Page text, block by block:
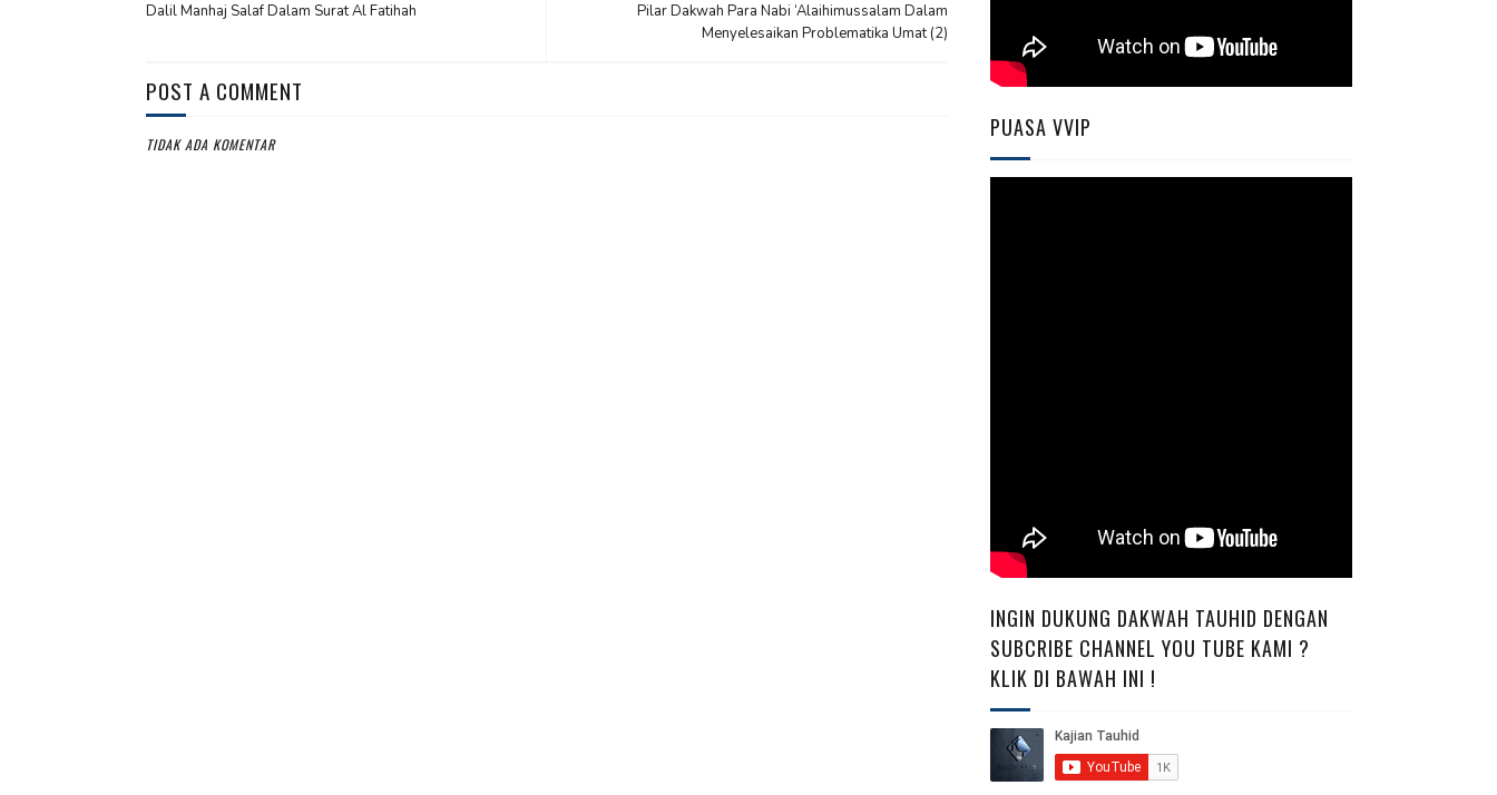
Pilar Dakwah Para Nabi ‘Alaihimussalam Dalam
Menyelesaikan Problematika Umat (2)
Dalil Manhaj Salaf Dalam Surat Al Fatihah
POST A COMMENT
TIDAK ADA KOMENTAR
PUASA VVIP
INGIN DUKUNG DAKWAH TAUHID DENGAN
SUBCRIBE CHANNEL YOU TUBE KAMI ?
KLIK DI BAWAH INI !